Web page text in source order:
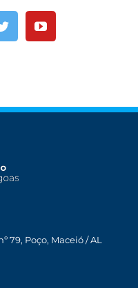
79, Poço, Maceió / AL